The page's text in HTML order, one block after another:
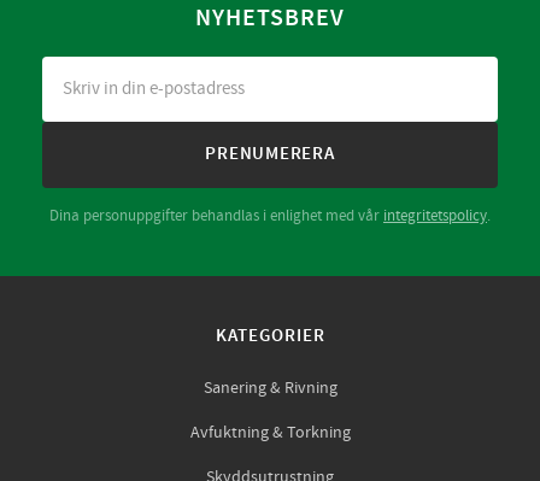
NYHETSBREV
PRENUMERERA
Dina personuppgifter behandlas i enlighet med vår integritetspolicy.
KATEGORIER
Sanering & Rivning
Avfuktning & Torkning